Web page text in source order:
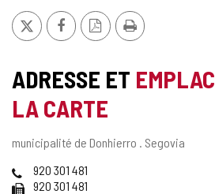
León
X FacebookVersion
PDF
Imprimer
ADRESSE ET
LA CARTE
Adresse
municipalité de Donhierro . Segovia
Téléphones
920 301 481
Fax 920 301 481